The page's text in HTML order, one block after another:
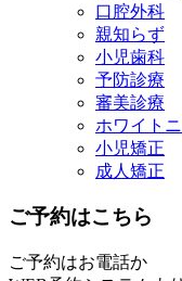
口腔外科
親知らず
小児歯科
予防診療
審美診療
ホワイト
小児矯正
成人矯正
ご予約はこちら
ご予約はお電話か